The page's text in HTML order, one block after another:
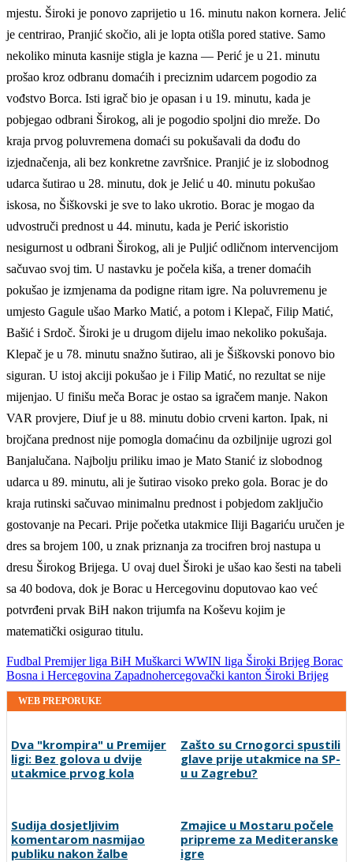
mjestu. Široki je ponovo zaprijetio u 16. minutu nakon kornera. Jelić
je centrirao, Pranjić skočio, ali je lopta otišla pored stative. Samo
nekoliko minuta kasnije stigla je kazna — Perić je u 21. minutu
prošao kroz odbranu domaćih i preciznim udarcem pogodio za
vođstvo Borca. Isti igrač bio je opasan i u 19. minutu, kada je
pobjegao odbrani Širokog, ali je pogodio spoljni dio mreže. Do
kraja prvog poluvremena domaći su pokušavali da dođu do
izjednačenja, ali bez konkretne završnice. Pranjić je iz slobodnog
udarca šutirao u 28. minutu, dok je Jelić u 40. minutu pokušao
iskosa, no Šiškovski je sve to lako ukrotio. Borac je mogao da
udvostruči prednost u 44. minutu, kada je Perić iskoristio
nesigurnost u odbrani Širokog, ali je Puljić odličnom intervencijom
sačuvao svoj tim. U nastavku je počela kiša, a trener domaćih
pokušao je izmjenama da podigne ritam igre. Na poluvremenu je
umjesto Gagule ušao Marko Matić, a potom i Klepač, Filip Matić,
Bašić i Srdoč. Široki je u drugom dijelu imao nekoliko pokušaja.
Klepač je u 78. minutu snažno šutirao, ali je Šiškovski ponovo bio
siguran. U istoj akciji pokušao je i Filip Matić, no rezultat se nije
mijenjao. U finišu meča Borac je ostao sa igračem manje. Nakon
VAR provjere, Diuf je u 88. minutu dobio crveni karton. Ipak, ni
brojčana prednost nije pomogla domaćinu da ozbiljnije ugrozi gol
Banjalučana. Najbolju priliku imao je Mato Stanić iz slobodnog
udarca u 89. minutu, ali je šutirao visoko preko gola. Borac je do
kraja rutinski sačuvao minimalnu prednost i pobjedom zaključio
gostovanje na Pecari. Prije početka utakmice Iliji Bagariću uručen je
dres sa brojem 100, u znak priznanja za trocifren broj nastupa u
dresu Širokog Brijega. U ovaj duel Široki je ušao kao šesti na tabeli
sa 40 bodova, dok je Borac u Hercegovinu doputovao kao već
potvrđeni prvak BiH nakon trijumfa na Koševu kojim je
matematički osigurao titulu.
Fudbal Premijer liga BiH Muškarci WWIN liga Široki Brijeg Borac
Bosna i Hercegovina Zapadnohercegovački kanton Široki Brijeg
WEB PREPORUKE
Dva "krompira" u Premijer
ligi: Bez golova u dvije
utakmice prvog kola
Zašto su Crnogorci spustili
glave prije utakmice na SP-
u u Zagrebu?